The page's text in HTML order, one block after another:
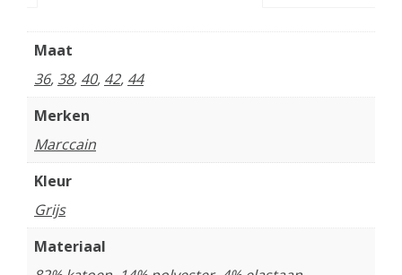
Maat
36, 38, 40, 42, 44
Merken
Marccain
Kleur
Grijs
Materiaal